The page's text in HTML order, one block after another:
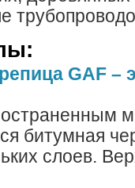
GAF –
битумная
слоев.